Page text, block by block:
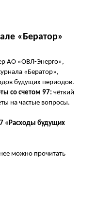
«Бератор»
АО «ОВЛ-Энерго»,
«Бератор»,
будущих периодов.
со счетом 97: чёткий
на частые вопросы.
«Расходы будущих
можно прочитать